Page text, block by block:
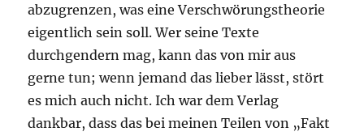
abzugrenzen, was eine Verschwörungstheorie
eigentlich sein soll. Wer seine Texte
durchgendern mag, kann das von mir aus
gerne tun; wenn jemand das lieber lässt, stört
es mich auch nicht. Ich war dem Verlag
dankbar, dass das bei meinen Teilen von „Fakt